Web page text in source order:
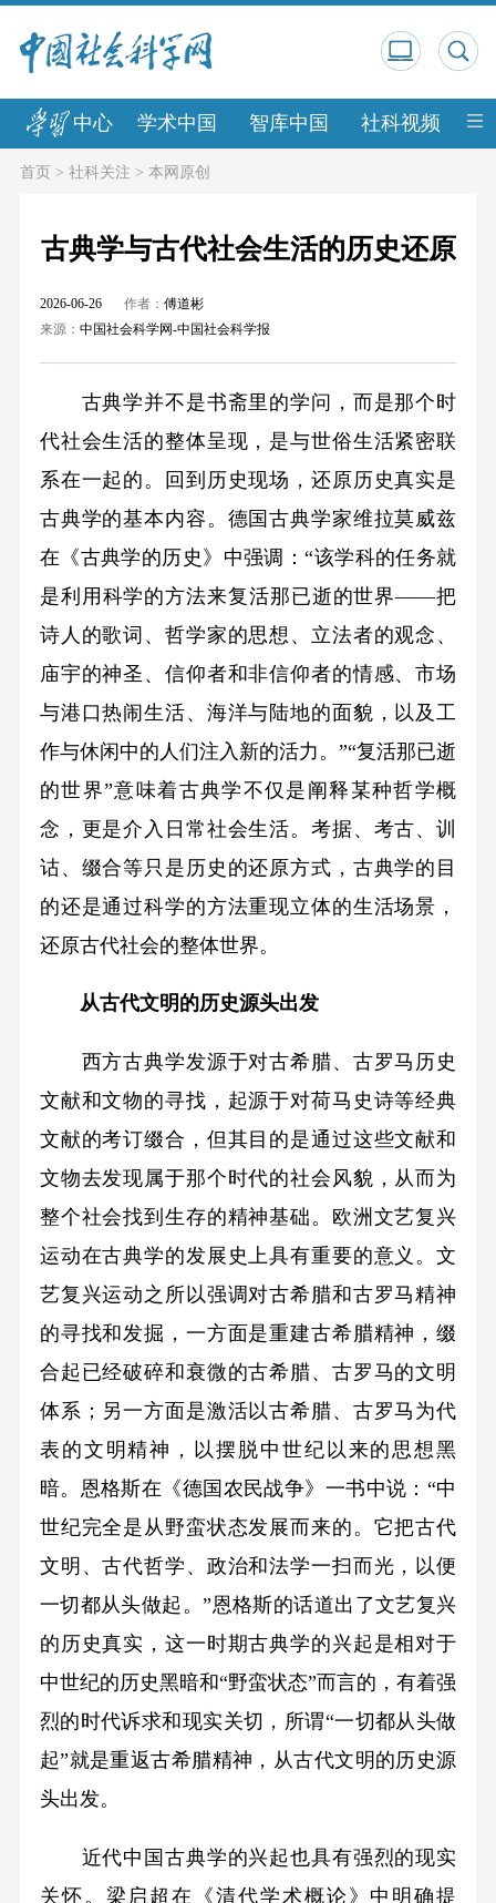
中心 学术中国 智库中国 社科视频 中
首页> 社科关注 > 本网原创
古典学与古代社会生活的历史还原
2026-06-26 作者： 傅道彬
来源： 中国社会科学网-中国社会科学报
古典学并不是书斋里的学问，而是那个时
代社会生活的整体呈现，是与世俗生活紧密联
系在一起的。回到历史现场，还原历史真实是
古典学的基本内容。德国古典学家维拉莫威兹
在《古典学的历史》中强调：“该学科的任务就
是利用科学的方法来复活那已逝的世界——把
诗人的歌词、哲学家的思想、立法者的观念、
庙宇的神圣、信仰者和非信仰者的情感、市场
与港口热闹生活、海洋与陆地的面貌，以及工
作与休闲中的人们注入新的活力。”“复活那已逝
的世界”意味着古典学不仅是阐释某种哲学概
念，更是介入日常社会生活。考据、考古、训
诂、缀合等只是历史的还原方式，古典学的目
的还是通过科学的方法重现立体的生活场景，
还原古代社会的整体世界。
从古代文明的历史源头出发
西方古典学发源于对古希腊、古罗马历史
文献和文物的寻找，起源于对荷马史诗等经典
文献的考订缀合，但其目的是通过这些文献和
文物去发现属于那个时代的社会风貌，从而为
整个社会找到生存的精神基础。欧洲文艺复兴
运动在古典学的发展史上具有重要的意义。文
艺复兴运动之所以强调对古希腊和古罗马精神
的寻找和发掘，一方面是重建古希腊精神，缀
合起已经破碎和衰微的古希腊、古罗马的文明
体系；另一方面是激活以古希腊、古罗马为代
表的文明精神，以摆脱中世纪以来的思想黑
暗。恩格斯在《德国农民战争》一书中说：“中
世纪完全是从野蛮状态发展而来的。它把古代
文明、古代哲学、政治和法学一扫而光，以便
一切都从头做起。”恩格斯的话道出了文艺复兴
的历史真实，这一时期古典学的兴起是相对于
中世纪的历史黑暗和“野蛮状态”而言的，有着强
烈的时代诉求和现实关切，所谓“一切都从头做
起”就是重返古希腊精神，从古代文明的历史源
头出发。
近代中国古典学的兴起也具有强烈的现实
关怀。梁启超在《清代学术概论》中明确提